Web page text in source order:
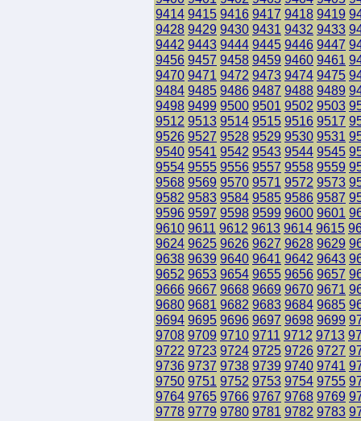
9414 9415 9416 9417 9418 9419
9428 9429 9430 9431 9432 9433
9442 9443 9444 9445 9446 9447
9456 9457 9458 9459 9460 9461
9470 9471 9472 9473 9474 9475
9484 9485 9486 9487 9488 9489
9498 9499 9500 9501 9502 9503
9512 9513 9514 9515 9516 9517
9526 9527 9528 9529 9530 9531
9540 9541 9542 9543 9544 9545
9554 9555 9556 9557 9558 9559
9568 9569 9570 9571 9572 9573
9582 9583 9584 9585 9586 9587
9596 9597 9598 9599 9600 9601
9610 9611 9612 9613 9614 9615
9624 9625 9626 9627 9628 9629
9638 9639 9640 9641 9642 9643
9652 9653 9654 9655 9656 9657
9666 9667 9668 9669 9670 9671
9680 9681 9682 9683 9684 9685
9694 9695 9696 9697 9698 9699
9708 9709 9710 9711 9712 9713
9722 9723 9724 9725 9726 9727
9736 9737 9738 9739 9740 9741
9750 9751 9752 9753 9754 9755
9764 9765 9766 9767 9768 9769
9778 9779 9780 9781 9782 9783